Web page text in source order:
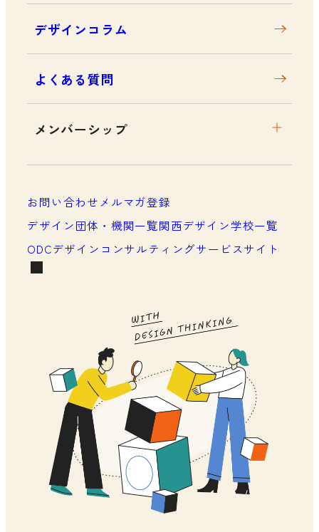
デザインコラム
よくある質問
メンバーシップ
メンバーシップについて
お問い合わせメルマガ登録
デザイン団体・機関一覧関西デザイン学校一覧
ODCデザインコンサルティングサービスサイト